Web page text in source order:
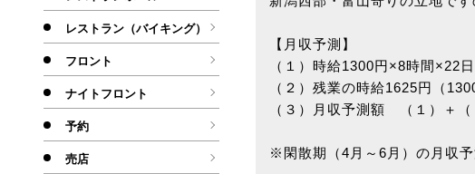
レストラン（バイキング）
フロント
ナイトフロント
予約
売店
【月収予測】
（１）時給1300円×8時間×22
（２）残業の時給1625円（
（３）月収予測額 （１）＋
※閑散期（4月～6月）の月収